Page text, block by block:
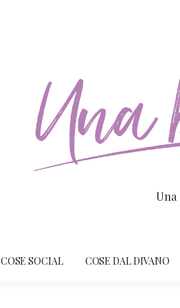
Una
COSE SOCIAL COSE DAL DIVANO